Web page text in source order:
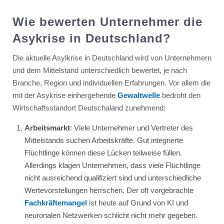
Wie bewerten Unternehmer die
Asykrise in Deutschland?
Die aktuelle Asylkrise in Deutschland wird von Unternehmern
und dem Mittelstand unterschiedlich bewertet, je nach
Branche, Region und individuellen Erfahrungen. Vor allem die
mit der Asykrise einhergehende Gewaltwellebedroht den
Wirtschaftsstandort Deutschaland zunehmend:
Arbeitsmarkt: Viele Unternehmer und Vertreter des
Mittelstands suchen Arbeitskräfte. Gut integrierte
Flüchtlinge können diese Lücken teilweise füllen.
Allerdings klagen Unternehmen, dass viele Flüchtlinge
nicht ausreichend qualifiziert sind und unterschiedliche
Wertevorstellungen herrschen. Der oft vorgebrachte
Fachkräftemangelist heute auf Grund von KI und
neuronalen Netzwerken schlicht nicht mehr gegeben.